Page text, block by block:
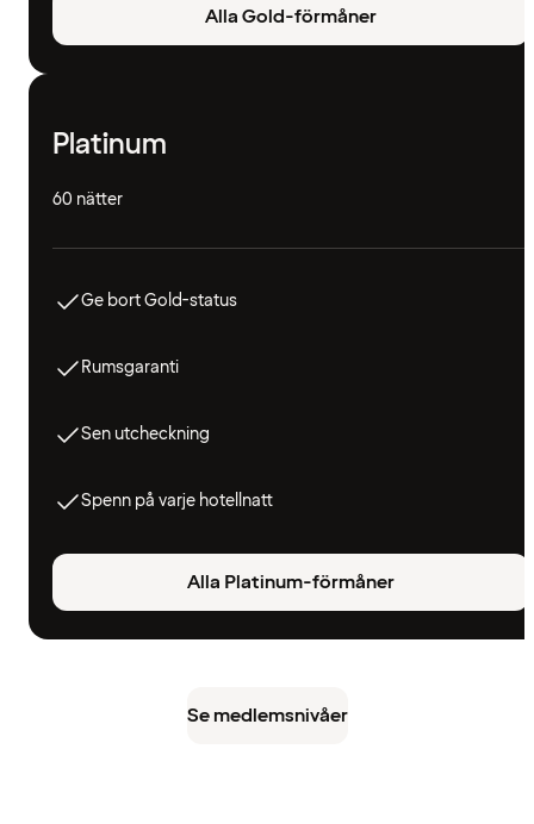
Alla Gold-förmåner
Platinum
60 nätter
Ge bort Gold-status
Rumsgaranti
Sen utcheckning
Spenn på varje hotellnatt
Alla Platinum-förmåner
Se medlemsnivåer